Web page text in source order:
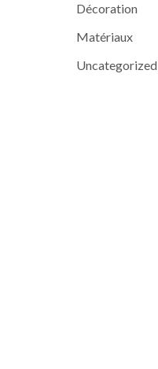
Décoration
Matériaux
Uncategorized